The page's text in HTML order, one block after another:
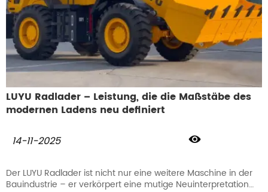
LUYU Radlader – Leistung, die die Maßstäbe des
modernen Ladens neu definiert
14-11-2025

Der LUYU Radlader ist nicht nur eine weitere Maschine in der
Bauindustrie – er verkörpert eine mutige Neuinterpretation